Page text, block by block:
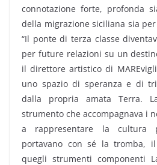
connotazione forte, profonda
della migrazione siciliana sia
“Il ponte di terza classe
per future relazioni su un
il direttore artistico di
uno spazio di speranza e di
dalla propria amata Terra.
strumento che accompagnava i
a rappresentare la cultura
portavano con sé la tromba,
quegli strumenti componenti